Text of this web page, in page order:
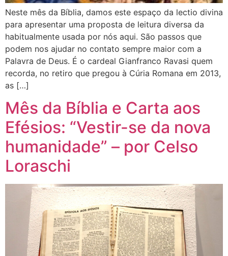
Neste mês da Bíblia, damos este espaço da lectio divina
para apresentar uma proposta de leitura diversa da
habitualmente usada por nós aqui. São passos que
podem nos ajudar no contato sempre maior com a
Palavra de Deus. É o cardeal Gianfranco Ravasi quem
recorda, no retiro que pregou à Cúria Romana em 2013,
as […]
Mês da Bíblia e Carta aos
Efésios: “Vestir-se da nova
humanidade” – por Celso
Loraschi